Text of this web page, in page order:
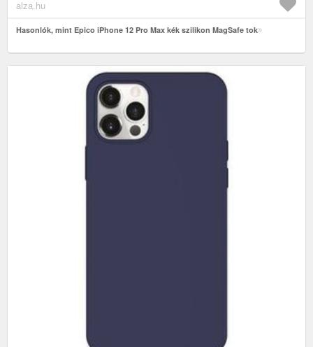
alza.hu
Hasonlók, mint Epico iPhone 12 Pro Max kék szilikon MagSafe tok